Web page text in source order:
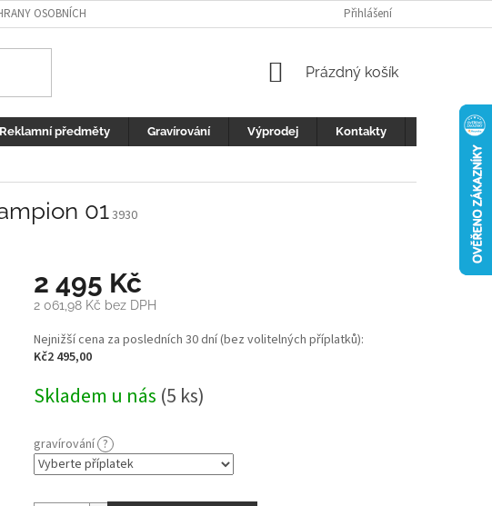
OSOBNÍCH ÚDAJŮ REKLAMACE
Přihlášení
NÁKUPNÍ
Prázdný košík
Reklamní předměty Gravírování Výprodej Kontakty
013930
2 495 Kč
2 061,98 Kč bez DPH
Měrná
cena:
Nejnižší cena za posledních 30 dní (bez volitelných příplatků):
Kč2 495,00
Skladem u nás (5 ks)
gravírování ?